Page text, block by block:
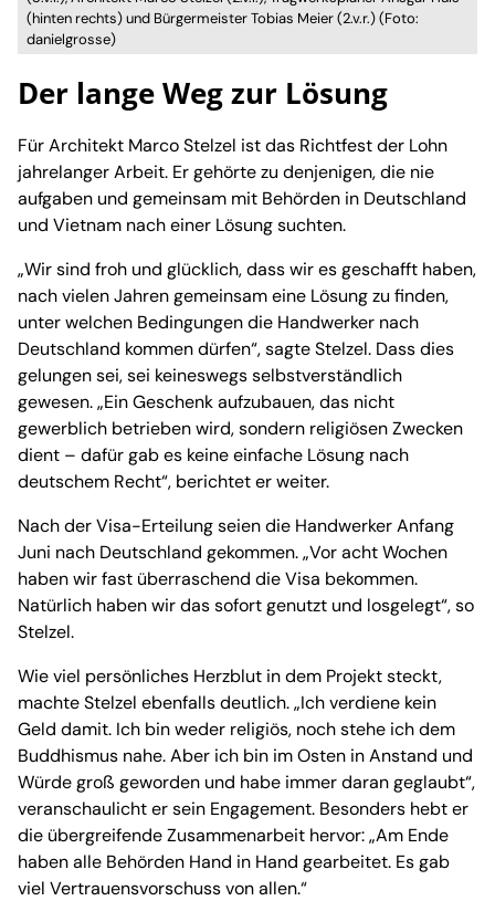
(hinten rechts) und Bürgermeister Tobias Meier (2.v.r.) (Foto:
danielgrosse)
Der lange Weg zur Lösung
Für Architekt Marco Stelzel ist das Richtfest der Lohn
jahrelanger Arbeit. Er gehörte zu denjenigen, die nie
aufgaben und gemeinsam mit Behörden in Deutschland
und Vietnam nach einer Lösung suchten.
„Wir sind froh und glücklich, dass wir es geschafft haben,
nach vielen Jahren gemeinsam eine Lösung zu finden,
unter welchen Bedingungen die Handwerker nach
Deutschland kommen dürfen“, sagte Stelzel. Dass dies
gelungen sei, sei keineswegs selbstverständlich
gewesen. „Ein Geschenk aufzubauen, das nicht
gewerblich betrieben wird, sondern religiösen Zwecken
dient – dafür gab es keine einfache Lösung nach
deutschem Recht“, berichtet er weiter.
Nach der Visa-Erteilung seien die Handwerker Anfang
Juni nach Deutschland gekommen. „Vor acht Wochen
haben wir fast überraschend die Visa bekommen.
Natürlich haben wir das sofort genutzt und losgelegt“, so
Stelzel.
Wie viel persönliches Herzblut in dem Projekt steckt,
machte Stelzel ebenfalls deutlich. „Ich verdiene kein
Geld damit. Ich bin weder religiös, noch stehe ich dem
Buddhismus nahe. Aber ich bin im Osten in Anstand und
Würde groß geworden und habe immer daran geglaubt“,
veranschaulicht er sein Engagement. Besonders hebt er
die übergreifende Zusammenarbeit hervor: „Am Ende
haben alle Behörden Hand in Hand gearbeitet. Es gab
viel Vertrauensvorschuss von allen.“